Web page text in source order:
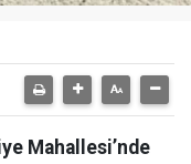
Mahallesi’nde